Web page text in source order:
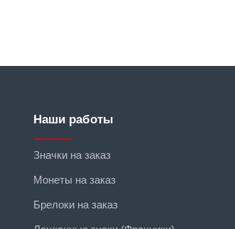
Наши работы
Значки на заказ
Монеты на заказ
Брелоки на заказ